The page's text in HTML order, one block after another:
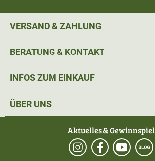
VERSAND & ZAHLUNG
BERATUNG & KONTAKT
INFOS ZUM EINKAUF
ÜBER UNS
Aktuelles & Gewinnspiel